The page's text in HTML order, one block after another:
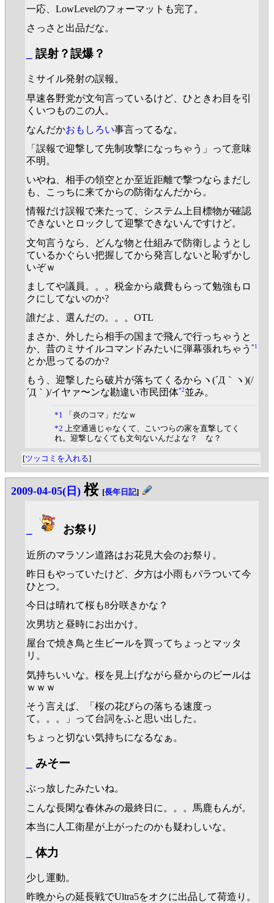
一応、LowLevelのフォーマットも完了。
さっさと出品だな。
誤射？誤爆？
ミサイル発射の誤報。
早速各野党が文句言っているけど、ひときわ目を引
くいつものこの人。
なんだかおもしろい事言ってるな。
「誤報で迎撃して先制攻撃になっちゃう」って意味
不明。
いやね、相手の領空とか至近距離で撃つならまだし
も、こっちに来てからの防衛なんだから。
情報だけ誤報で来たって、システム上目標物が確認
できないとロックして迎撃できないんですけど。
文句言うなら、どんな物と仕組みで防衛しようとし
ているかぐらい把握してから発言しないと恥ずかし
いぞｗ
ましてや議員。。。税金から歳費もらって勉強もロ
クにしてないのか?
誰だよ、選んだの。。。OTL
まさか、外したら相手の国まで飛んで行っちゃうと
か、昔のミサイルコマンドみたいに弾幕張れちゃう *1
とか思ってるのか?
もう、迎撃したら破片が落ちてくるからヽ(´Д｀ヽ)(/
´Д｀)/イヤァ〜ンな勘違い市民団体*2 並み。
*1
「炎のコマ」だなｗ
*2 上空通過じゃなくて、こいつらの家を直撃してく
れ。迎撃しなくても文句ないんだよな？ な？
[ツッコミを入れる]
2009-04-05(日) 桜 [長年日記]
お祭り
近所のマラソン道路はお花見大会のお祭り。
昨日もやっていたけど、夕方は小雨もパラついて今
ひとつ。
今日は晴れて桜も8分咲きかな？
次男坊と昼時にお出かけ。
屋台で焼き鳥と生ビールを買ってちょっとマッタ
リ。
気持ちいいな。桜を見上げながら昼からのビールは
ｗｗｗ
そう言えば、「桜の花びらの落ちる速度っ
て。。。」って台詞をふと思い出した。
ちょっと切ない気持ちになるなぁ。
みそー
ぶっ放したみたいね。
こんな長閑な春休みの最終日に。。。馬鹿もんが。
本当に人工衛星が上がったのかも疑わしいな。
体力
少し運動。
昨晩からの延長戦でUltra5をオクに出品して荷造り。